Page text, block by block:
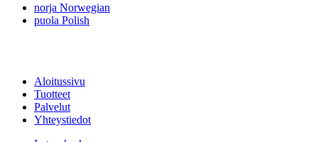
norja Norwegian
puola Polish
Aloitussivu
Tuotteet
Palvelut
Yhteystiedot